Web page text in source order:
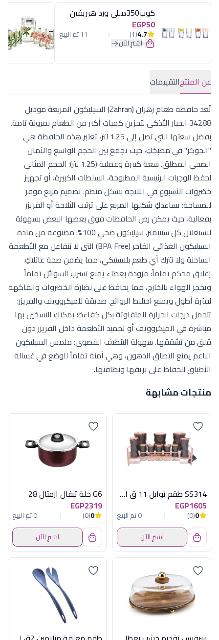
كوب350مللى ورد هيريفين
EGP50
4.7
(1) 11 تم البيع
اشترِ الآن
عن المنتجالتقييمات
تُعد حافظة طعام زهران (Zahran) السيليكون المربعة موديل
34288 الخيار الأذكى لتخزين كميات أكبر من الطعام بمرونة تامة.
بفضل سعتها التي تصل إلى 1.25 لتر، تعتبر هذه الحافظة هي
"الجوكر" في مطبخكِ، حيث تجمع بين الحجم الواسع والأمان
الصحي المطلق. سعة كبيرة وعملية (1.25 لتر): الحجم المثالي
لحفظ الوجبات الرئيسية المطبوخة، السلطات الكبيرة، أو تجهيز
خضروات الأسبوع في الثلاجة بشكل منظم. تصميم مربع موفر
للمساحة: يساعدكِ شكلها المربع على ترتيب الثلاجة أو الفريزر
بفعالية، حيث يمكن رص الحافظات فوق بعضها البعض بسهولة
لاستغلال كل سنتيمتر. سيليكون صحي 100%: مصنوعة من مادة
السيليكون الغذائي الفاخر (BPA Free) التي لا تتفاعل مع الأطعمة
الساخنة ولا تترك أي طعم بلاستيكي، مما يضمن صحة عائلتكِ.
إغلاق محكم تماماً: مزودة بغطاء يمنع تسرب السوائل تماماً
ويحجز الهواء بالخارج، مما يحافظ على نضارة الخضروات والفاكهة
لفترة أطول ويمنع اختلاط الروائح. صديقة للميكروويف والفريزر:
تتحمل درجات الحرارة المتفاوتة بكل كفاءة؛ يمكنكِ التسخين بها
مباشرة في الميكروويف أو تجميد الأطعمة داخل الفريزر دون
قلق من تشققها. سهولة التنظيف القصوى: ملمس السيليكون
الناعم يمنع التصاق الدهون، وهي آمنة تماماً للوضع في غسالة
الأطباق للحفاظ على بريقها ونظافتها.
منتجات مشابهة
SS314 طقم توابل 11 ق استانلس اكسفورد
EGP1605
0
(0)
0 تم البيع
اشترِ الآن
G6 حلة تيفال ارمتال 28
EGP2319
0
(0)
0 تم البيع
اشترِ الآن